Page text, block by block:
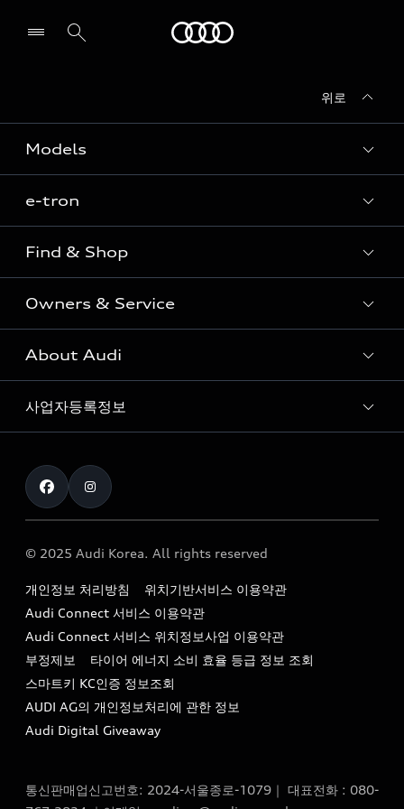
위로
Models
Sedan
SUV
Coupe
S range
e-tron
e-tron
Find & Shop
전시장/AAP 전시장/AS센터
아우디 신차 재고
아우디 모델 비교하기
아우디 공식 인증 중고차
The new Audi A6 Taste Drive 이벤트
Owners & Service
고객안내
Audi Connect
myAudiworld
내비게이션 데이터 다운로드
아우디 영상 매뉴얼
서비스 센터
서비스 프로그램
아우디 e-tron 케어 프로그램
사설수리업체를 위한 권고사항
About Audi
아우디 브랜드
Formula 1
Audi Story
아우디코리아 소식
아우디코리아 소개
아우디 스토리
아우디 브랜드 히스토리
quattro 시스템
사업자등록정보
통신판매업신고번호 : 2024-서울종로-1079
대표자명 : 틸 셰어
딩)
이메일 : audi_m@audi-ccc.co.kr
© 2025 Audi Korea. All rights reserved
개인정보 처리방침
위치기반서비스 이용약관
Audi Connect 서비스 이용약관
Audi Connect 서비스 위치정보사업 이용약관
부정제보
타이어 에너지 소비 효율 등급 정보 조회
스마트키 KC인증 정보조회
AUDI AG의 개인정보처리에 관한 정보
Audi Digital Giveaway
통신판매업신고번호: 2024-서울종로-1079｜ 대표전화 : 080-